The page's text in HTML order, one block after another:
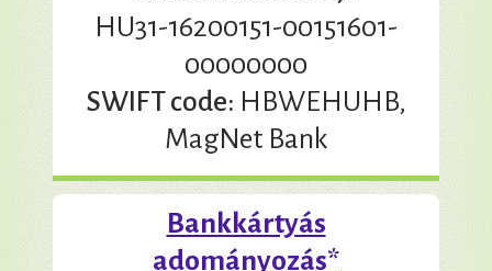
HU31-16200151-00151601-
00000000
SWIFT code: HBWEHUHB,
MagNet Bank
Bankkártyás
adományozás*